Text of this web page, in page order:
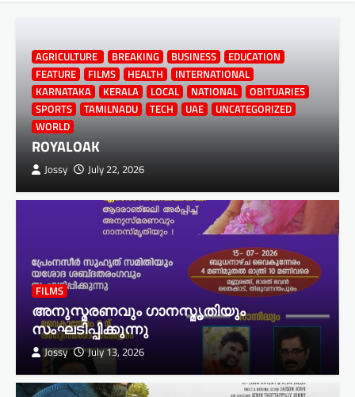
AGRICULTURE BREAKING BUSINESS
EDUCATION
FEATURE
FILMS HEALTH
INTERNATIONAL
KARNATAKA
KERALA LOCAL NATIONAL
OBITUARIES
SPORTS
TAMILNADU TECH UAE
UNCATEGORIZED
WORLD
ROYALOAK
Jossy July 22, 2026
FILMS
അനുസ്മരണവും ഗാനസ്മൃതിയും
സംഘടിപ്പിക്കുന്നു
Jossy July 13, 2026